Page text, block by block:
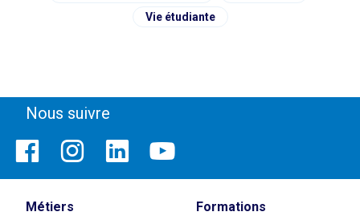
Vie étudiante
Nous suivre
Métiers
Formations